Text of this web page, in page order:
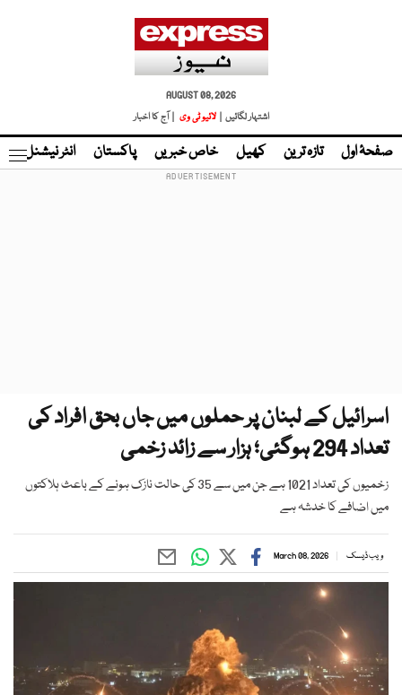
AUGUST 08, 2026
اشتہار لگائیں |
لائیو ٹی وی | آج کا اخبار
صفحۂ اول تازہ ترین کھیل خاص خبریں پاکستان انٹر نیشنل
اسرائیل کے لبنان پر حملوں میں جاں بحق افراد کی
تعداد 294 ہوگئی؛ ہزار سے زائد زخمی
زخمیوں کی تعداد 1021 ہے جن میں سے 35 کی حالت نازک ہونے کے باعث ہلاکتوں
میں اضافے کا خدشہ ہے
ویب ڈیسک March 08, 2026